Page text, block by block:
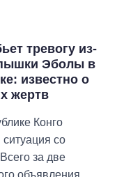
тревогу из-
Эболы в
известно о
жертв
Конго
со
за две
объявления